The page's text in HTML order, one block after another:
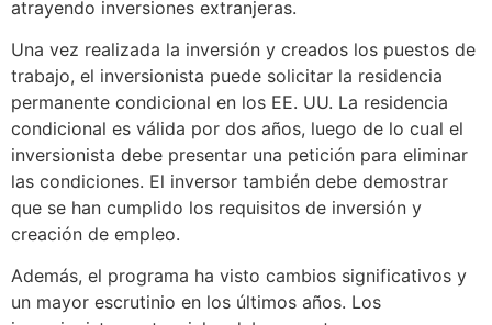
atrayendo inversiones extranjeras.
Una vez realizada la inversión y creados los puestos de
trabajo, el inversionista puede solicitar la residencia
permanente condicional en los EE. UU. La residencia
condicional es válida por dos años, luego de lo cual el
inversionista debe presentar una petición para eliminar
las condiciones. El inversor también debe demostrar
que se han cumplido los requisitos de inversión y
creación de empleo.
Además, el programa ha visto cambios significativos y
un mayor escrutinio en los últimos años. Los